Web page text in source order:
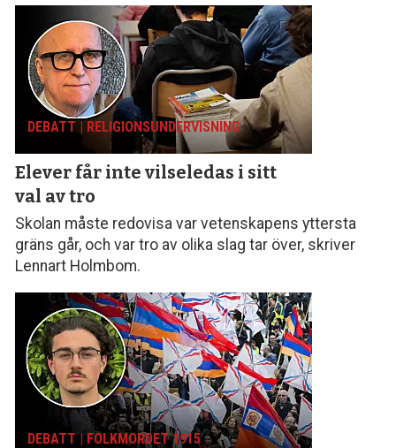
DEBATT | RELIGIONS­UNDERVISNING
Elever får inte vilseledas i sitt
val av tro
Skolan måste redovisa var vetenskapens yttersta
gräns går, och var tro av olika slag tar över, skriver
Lennart Holmbom.
DEBATT | FOLKMORDET 1915